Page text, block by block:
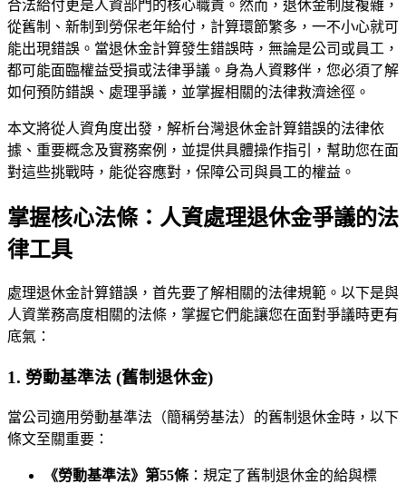
合法給付更是人資部門的核心職責。然而，退休金制度複雜，
從舊制、新制到勞保老年給付，計算環節繁多，一不小心就可
能出現錯誤。當退休金計算發生錯誤時，無論是公司或員工，
都可能面臨權益受損或法律爭議。身為人資夥伴，您必須了解
如何預防錯誤、處理爭議，並掌握相關的法律救濟途徑。
本文將從人資角度出發，解析台灣退休金計算錯誤的法律依
據、重要概念及實務案例，並提供具體操作指引，幫助您在面
對這些挑戰時，能從容應對，保障公司與員工的權益。
掌握核心法條：人資處理退休金爭議的法
律工具
處理退休金計算錯誤，首先要了解相關的法律規範。以下是與
人資業務高度相關的法條，掌握它們能讓您在面對爭議時更有
底氣：
1. 勞動基準法 (舊制退休金)
當公司適用勞動基準法（簡稱勞基法）的舊制退休金時，以下
條文至關重要：
《勞動基準法》第55條 ：規定了舊制退休金的給與標